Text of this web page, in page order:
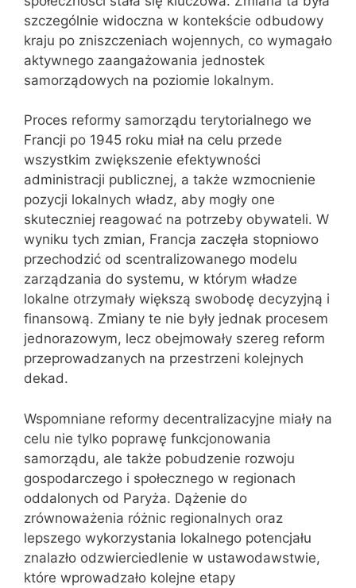
szczególnie widoczna w kontekście odbudowy
kraju po zniszczeniach wojennych, co wymagało
aktywnego zaangażowania jednostek
samorządowych na poziomie lokalnym.
Proces reformy samorządu terytorialnego we
Francji po 1945 roku miał na celu przede
wszystkim zwiększenie efektywności
administracji publicznej, a także wzmocnienie
pozycji lokalnych władz, aby mogły one
skuteczniej reagować na potrzeby obywateli. W
wyniku tych zmian, Francja zaczęła stopniowo
przechodzić od scentralizowanego modelu
zarządzania do systemu, w którym władze
lokalne otrzymały większą swobodę decyzyjną i
finansową. Zmiany te nie były jednak procesem
jednorazowym, lecz obejmowały szereg reform
przeprowadzanych na przestrzeni kolejnych
dekad.
Wspomniane reformy decentralizacyjne miały na
celu nie tylko poprawę funkcjonowania
samorządu, ale także pobudzenie rozwoju
gospodarczego i społecznego w regionach
oddalonych od Paryża. Dążenie do
zrównoważenia różnic regionalnych oraz
lepszego wykorzystania lokalnego potencjału
znalazło odzwierciedlenie w ustawodawstwie,
które wprowadzało kolejne etapy